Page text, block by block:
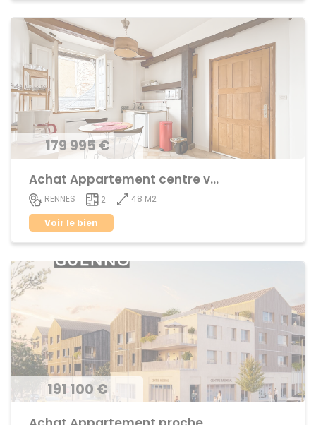
179 995 €
Achat Appartement centre ville
RENNES 2
48 M2
Voir le bien
191 100 €